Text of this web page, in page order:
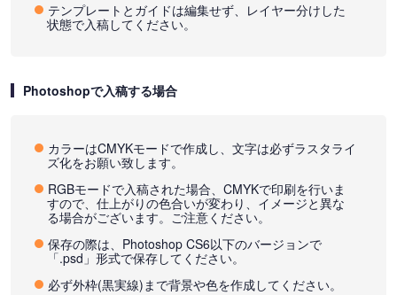
テンプレートとガイドは編集せず、レイヤー分けした
状態で入稿してください。
Photoshopで入稿する場合
カラーはCMYKモードで作成し、文字は必ずラスタライ
ズ化をお願い致します。
RGBモードで入稿された場合、CMYKで印刷を行いま
すので、仕上がりの色合いが変わり、イメージと異な
る場合がございます。ご注意ください。
保存の際は、Photoshop CS6以下のバージョンで
「.psd」形式で保存してください。
必ず外枠(黒実線)まで背景や色を作成してください。